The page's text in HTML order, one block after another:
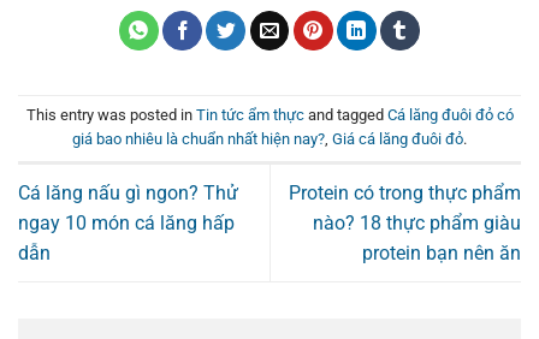
This entry was posted in Tin tức ẩm thựcand tagged Cá lăng đuôi đỏ có
giá bao nhiêu là chuẩn nhất hiện nay?, Giá cá lăng đuôi đỏ.
Cá lăng nấu gì ngon? Thử
ngay 10 món cá lăng hấp
dẫn
Protein có trong thực phẩm
nào? 18 thực phẩm giàu
protein bạn nên ăn